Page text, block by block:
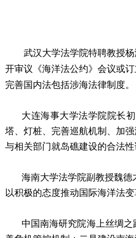
武汉大学法学院特聘教授
开审议《海洋法公约》会议或
完善国内法包括涉海法律制度。
大连海事大学法学院院长
塔、灯桩、完善巡航机制、加
与相关部门就岛礁建设的合法
海南大学法学院副教授魏
以积极的态度推动国际海洋法
中国南海研究院海上丝绸